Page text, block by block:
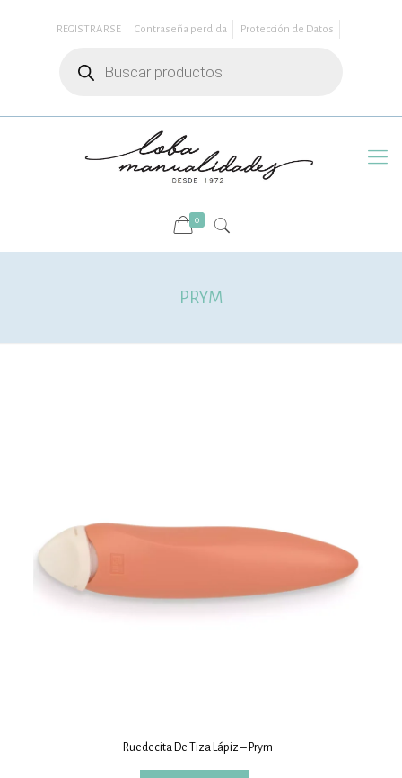
REGISTRARSE Contraseña perdida
Protección de Datos
productos
0
PRYM
Ruedecita De Tiza Lápiz – Prym